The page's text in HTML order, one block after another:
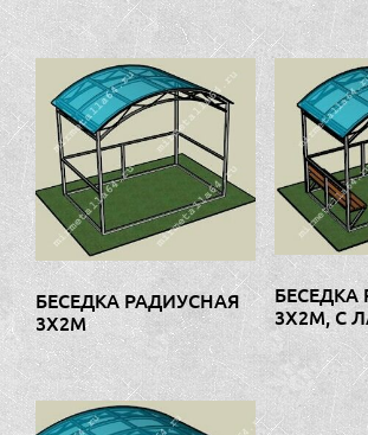
БЕСЕДКА РАДИУСНАЯ
3Х2М
БЕСЕДКА
3Х2М, С